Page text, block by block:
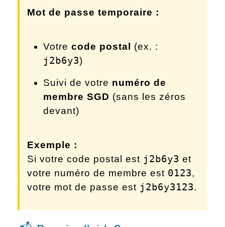
Mot de passe temporaire :
Votre code postal (ex. :
j2b6y3)
Suivi de votre numéro de
membre SGD (sans les zéros
devant)
Exemple :
Si votre code postal est j2b6y3 et
votre numéro de membre est 0123,
votre mot de passe est j2b6y3123.